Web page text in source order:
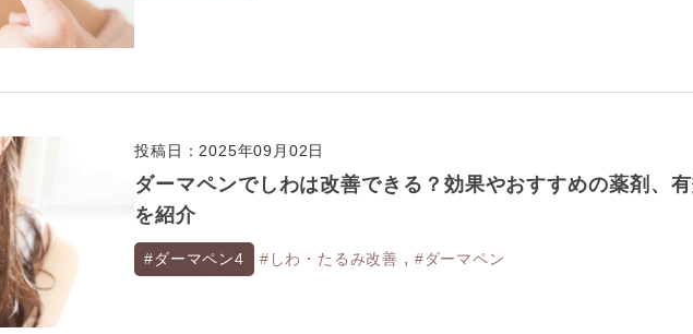
投稿日：2025年09月02日
ダーマペンでしわは改善できる？効果やおすすめの薬剤、
を紹介
#ダーマペン4 #しわ・たるみ改善 , #ダーマペン